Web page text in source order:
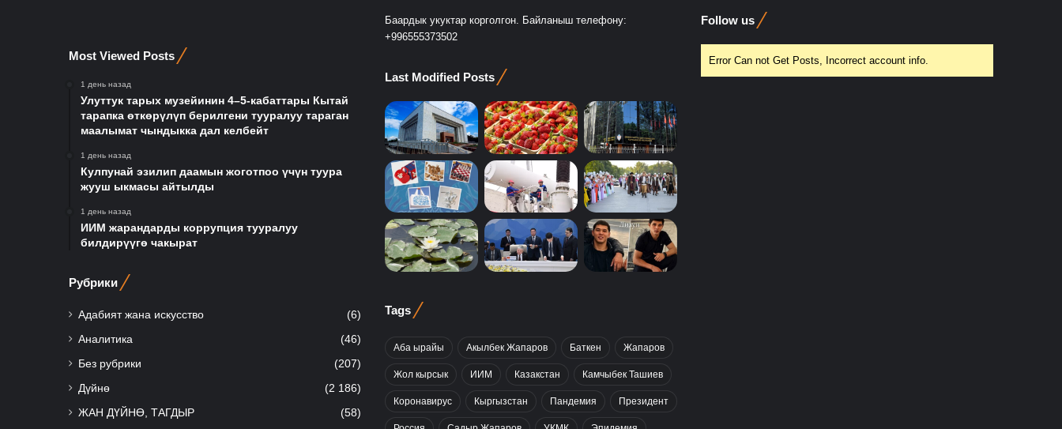
Most Viewed Posts
1 день назад
Улуттук тарых музейинин 4–5-кабаттары Кытай
тарапка өткөрүлүп берилгени тууралуу тараган
маалымат чындыкка дал келбейт
1 день назад
Кулпунай эзилип даамын жоготпоо үчүн туура
жууш ыкмасы айтылды
1 день назад
ИИМ жарандарды коррупция тууралуу
билдирүүгө чакырат
Рубрики
Адабият жана искусство (6)
Аналитика (46)
Без рубрики (207)
Дүйнө (2 186)
ЖАН ДҮЙНӨ, ТАГДЫР (58)
Баардык укуктар корголгон. Байланыш телефону:
+996555373502
Last Modified Posts
Tags
Аба ырайы Акылбек Жапаров Баткен Жапаров
Жол кырсык ИИМ Казакстан Камчыбек Ташиев
Коронавирус Кыргызстан Пандемия Президент
Follow us
Error Can not Get Posts, Incorrect account info.